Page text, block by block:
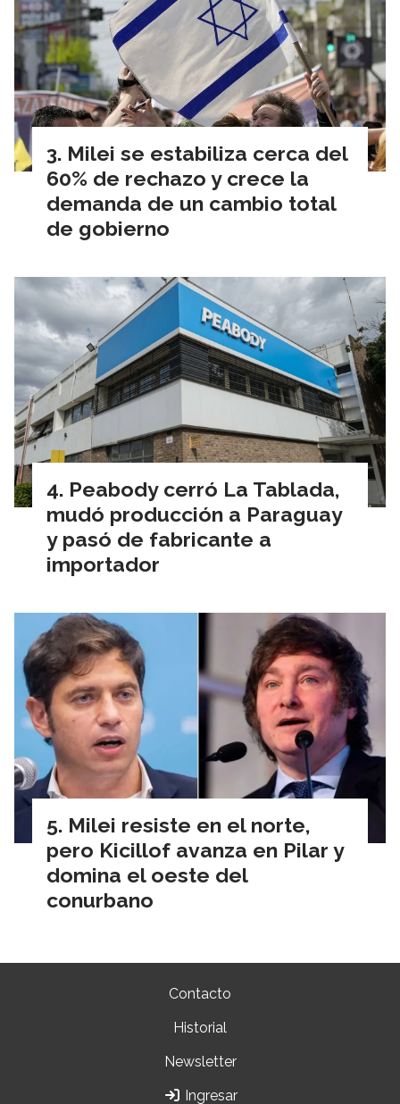
Milei se estabiliza cerca del
60% de rechazo y crece la
demanda de un cambio total
de gobierno
Peabody cerró La Tablada,
mudó producción a Paraguay
y pasó de fabricante a
importador
Milei resiste en el norte,
pero Kicillof avanza en Pilar y
domina el oeste del
conurbano
Contacto
Historial
Newsletter
Ingresar